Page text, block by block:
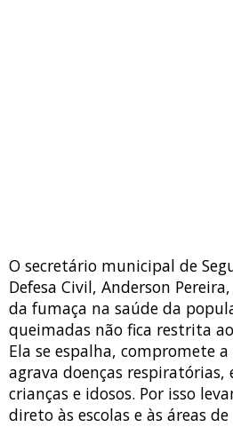
O secretário municipal de
Defesa Civil, Anderson
da fumaça na saúde da
queimadas não fica restrita
Ela se espalha, compromete
agrava doenças respiratórias,
crianças e idosos. Por isso
direto às escolas e às áreas de